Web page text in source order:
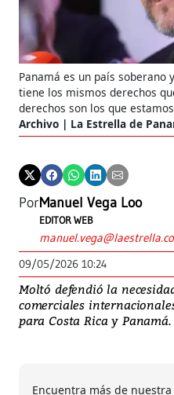
Panamá es un país soberano
tiene los mismos derechos
derechos son los que
Archivo | La Estrella de
PorManuel Vega Loo
EDITOR WEB
09/05/2026 10:24
Moltó defendió la
comerciales
para Costa Rica y Panamá.
Encuentra más de